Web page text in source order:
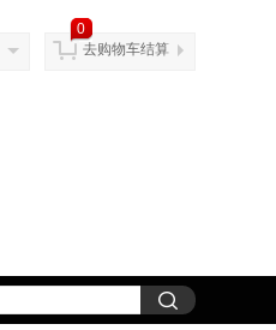
0
去购物车结算